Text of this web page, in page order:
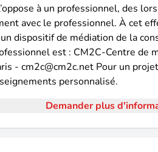
à un professionnel, des
avec le professionnel. À cet
dispositif de médiation de la
est : CM2C-Centre de
- cm2c@cm2c.net Pour un
personnalisé.
Demander plus